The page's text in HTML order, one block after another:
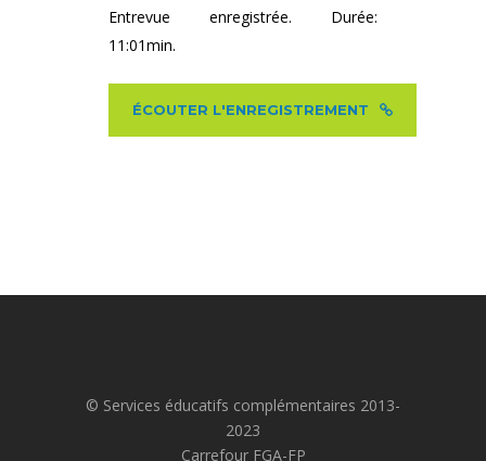
Entrevue enregistrée. Durée:
11:01min.
ÉCOUTER L'ENREGISTREMENT
© Services éducatifs complémentaires 2013-
2023
Carrefour FGA-FP